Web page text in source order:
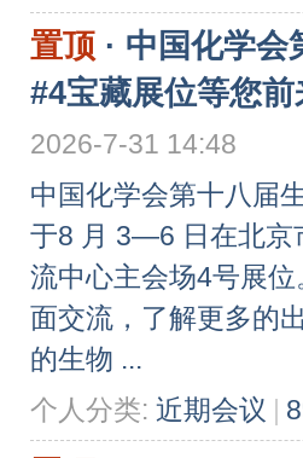
置顶 · 中国化学
#4宝藏展位等您前
2026-7-31 14:48
中国化学会第十八届
于8 月 3—6 日在北京
流中心主会场4号展
面交流，了解更多的
的生物 ...
个人分类: 近期会议 |